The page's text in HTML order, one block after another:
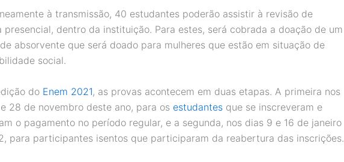
à transmissão, 40 estudantes poderão assistir à revisão de
presencial, dentro da instituição. Para estes, será cobrada a doação de um
absorvente que será doado para mulheres que estão em situação de
social.
do Enem 2021, as provas acontecem em duas etapas. A primeira nos
28 de novembro deste ano, para os estudantes que se inscreveram e
o pagamento no período regular, e a segunda, nos dias 9 e 16 de janeiro
para participantes isentos que participaram da reabertura das inscrições.